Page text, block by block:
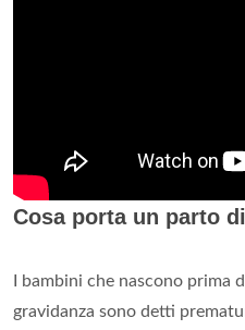
Cosa porta un parto
I bambini che nascono prima
gravidanza sono detti